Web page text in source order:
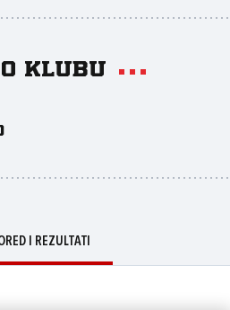
klubu
I REZULTATI